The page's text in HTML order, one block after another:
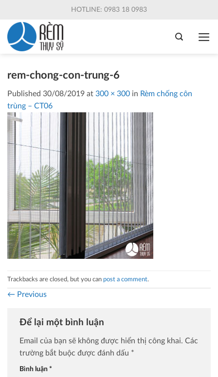
content
HOTLINE: 0983 18 0983
rem-chong-con-trung-6
Published 30/08/2019 at 300 × 300 in Rèm chống côn
trùng – CT06
Trackbacks are closed, but you can post a comment.
← Previous
Để lại một bình luận
Email của bạn sẽ không được hiển thị công khai. Các
trường bắt buộc được đánh dấu *
Bình luận *